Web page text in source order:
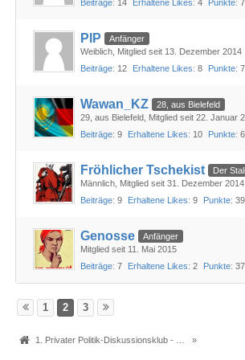
Beiträge 14 Erhaltene Likes 4 Punkte
PIP
Anfänger
Weiblich Mitglied seit 13. Dezember 2014
Beiträge 12 Erhaltene Likes 8 Punkte
Wawan_KZ
28, aus Bielefeld
29 aus Bielefeld Mitglied seit 22. Januar
Beiträge 9 Erhaltene Likes 10 Punkte
Fröhlicher Tschekist
Der
Männlich Mitglied seit 31. Dezember 2014
Beiträge 9 Erhaltene Likes 9 Punkte 39
Genosse
Anfänger
Mitglied seit 11. Mai 2015
Beiträge 7 Erhaltene Likes 2 Punkte 37
1 2 3
1. Privater Politik-Diskussionsklub - Das Original seit 2005 »